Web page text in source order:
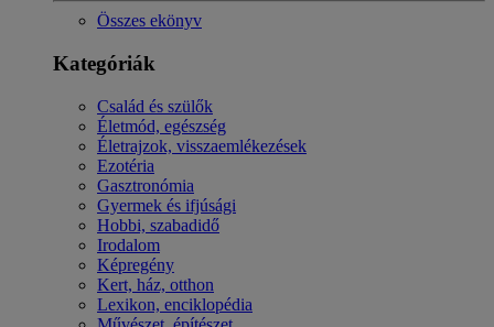
Összes ekönyv
Kategóriák
Család és szülők
Életmód, egészség
Életrajzok, visszaemlékezések
Ezotéria
Gasztronómia
Gyermek és ifjúsági
Hobbi, szabadidő
Irodalom
Képregény
Kert, ház, otthon
Lexikon, enciklopédia